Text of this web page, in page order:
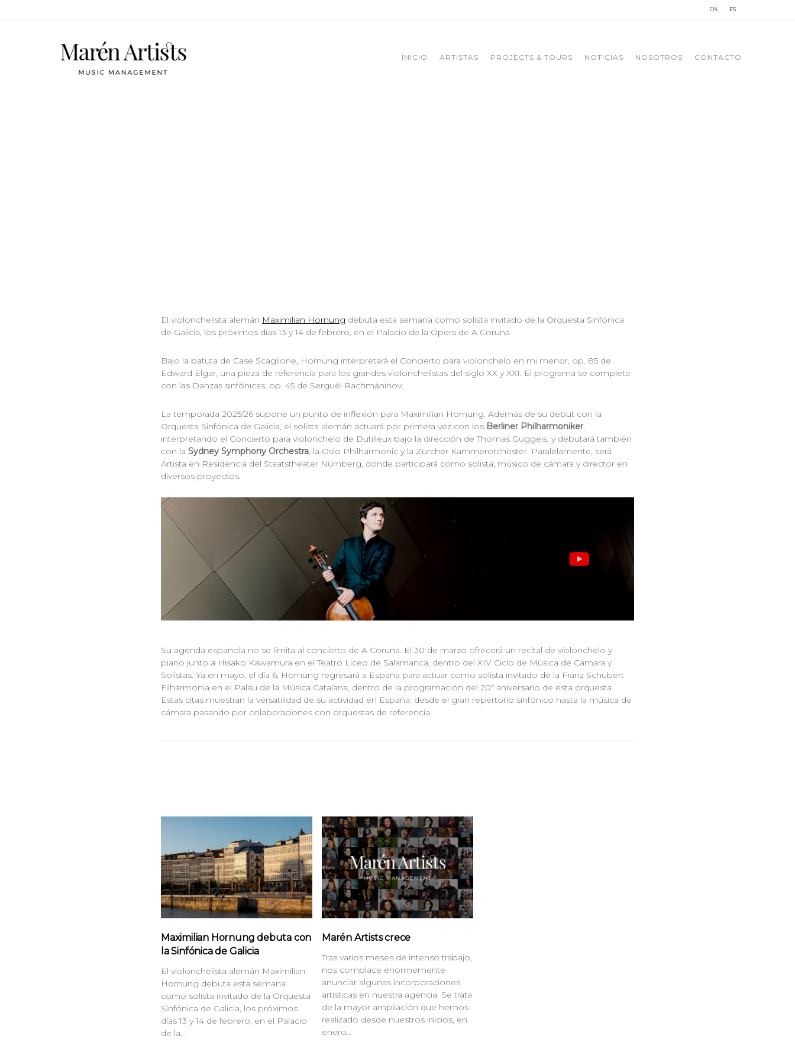
EN ES
INICIO ARTISTAS PROJECTS & TOURS NOTICIAS NOSOTROS CONTACTO
El violonchelista alemán Maximilian Hornung debuta esta semana como solista invitado de la Orquesta Sinfónica
de Galicia, los próximos días 13 y 14 de febrero, en el Palacio de la Ópera de A Coruña
Bajo la batuta de Case Scaglione, Hornung interpretará el Concierto para violonchelo en mi menor, op. 85 de
Edward Elgar, una pieza de referencia para los grandes violonchelistas del siglo XX y XXI. El programa se completa
con las Danzas sinfónicas, op. 45 de Serguéi Rachmáninov.
La temporada 2025/26 supone un punto de inflexión para Maximilian Hornung. Además de su debut con la
Orquesta Sinfónica de Galicia, el solista alemán actuará por primera vez con los Berliner Philharmoniker,
interpretando el Concierto para violonchelo de Dutilleux bajo la dirección de Thomas Guggeis, y debutará también
con la Sydney Symphony Orchestra, la Oslo Philharmonic y la Zürcher Kammerorchester. Paralelamente, será
Artista en Residencia del Staatstheater Nürnberg, donde participará como solista, músico de cámara y director en
diversos proyectos.
Su agenda española no se limita al concierto de A Coruña. El 30 de marzo ofrecerá un recital de violonchelo y
piano junto a Hisako Kawamura en el Teatro Liceo de Salamanca, dentro del XIV Ciclo de Música de Cámara y
Solistas. Ya en mayo, el día 6, Hornung regresará a España para actuar como solista invitado de la Franz Schubert
Filharmonia en el Palau de la Música Catalana, dentro de la programación del 20º aniversario de esta orquesta.
Estas citas muestran la versatilidad de su actividad en España: desde el gran repertorio sinfónico hasta la música de
cámara pasando por colaboraciones con orquestas de referencia.
Maximilian Hornung debuta con
la Sinfónica de Galicia
El violonchelista alemán Maximilian
Hornung debuta esta semana
como solista invitado de la Orquesta
Sinfónica de Galicia, los próximos
días 13 y 14 de febrero, en el Palacio
de la…
Marén Artists crece
Tras varios meses de intenso trabajo,
nos complace enormemente
anunciar algunas incorporaciones
artísticas en nuestra agencia. Se trata
de la mayor ampliación que hemos
realizado desde nuestros inicios, en
enero…